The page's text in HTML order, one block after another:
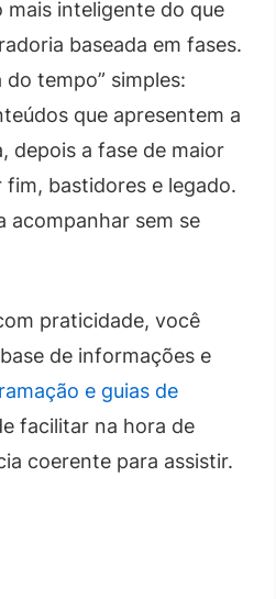
mais inteligente do que
baseada em fases.
do tempo” simples:
que apresentem a
depois a fase de maior
bastidores e legado.
acompanhar sem se
praticidade, você
de informações e
e guias de
facilitar na hora de
coerente para assistir.